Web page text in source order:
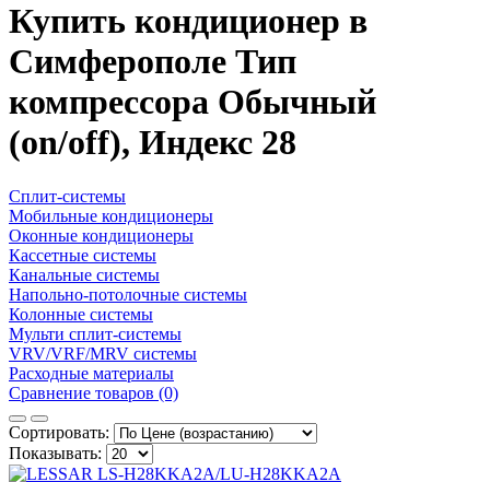
Купить кондиционер в
Симферополе Тип
компрессора Обычный
(on/off), Индекс 28
Сплит-системы
Мобильные кондиционеры
Оконные кондиционеры
Кассетные системы
Канальные системы
Напольно-потолочные системы
Колонные системы
Мульти сплит-системы
VRV/VRF/MRV системы
Расходные материалы
Сравнение товаров (0)
Сортировать:
Показывать: